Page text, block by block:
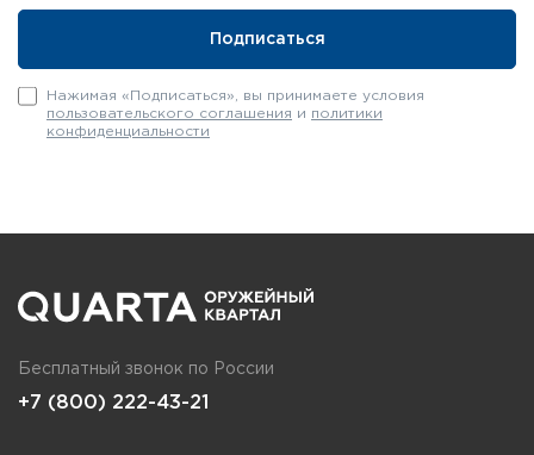
Фальшпатроны
Чехлы и кейсы
Сигнальные средства
Нажимая «Подписаться», вы принимаете условия
пользовательского соглашения и политики
конфиденциальности
Бесплатный звонок по России
+7 (800) 222-43-21